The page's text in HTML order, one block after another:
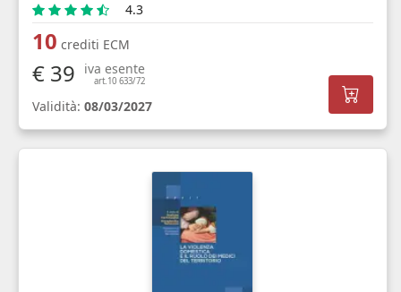
4.3
10 crediti ECM
€ 39 iva esente
art.10 633/72
Validità: 08/03/2027